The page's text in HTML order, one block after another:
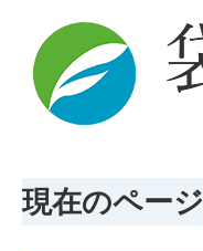
現在のページ